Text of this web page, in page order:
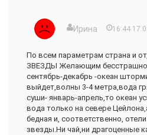
Ирина 16:44
По всем параметрам страна и
ЗВЕЗДЫ Желающим бесстрашно
сентябрь-декабрь -океан
выйдет,волны 3-4 метра,вода
суши- январь-апрель,то океан
вода только на севере
бедная и, соответственно,
звезды.Ни чай,ни драгоценные